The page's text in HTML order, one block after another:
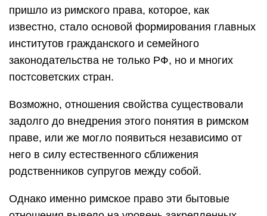
пришло из римского права, которое, как
известно, стало основой формирования главных
институтов гражданского и семейного
законодательства не только РФ, но и многих
постсоветских стран.
Возможно, отношения свойства существовали
задолго до внедрения этого понятия в римском
праве, или же могло появиться независимо от
него в силу естественного сближения
родственников супругов между собой.
Однако именно римское право эти бытовые